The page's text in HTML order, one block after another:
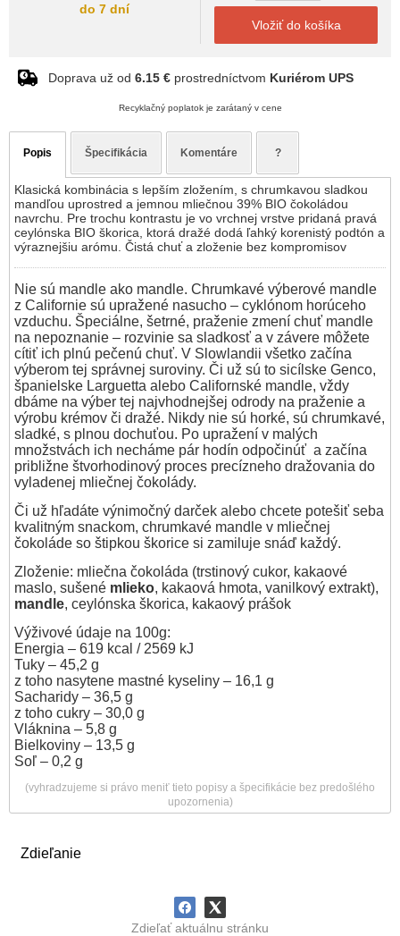
Zdieľanie
Zdieľať aktuálnu stránku
do 7 dní
Vložiť do košíka
Doprava už od 6.15 € prostredníctvom Kuriérom UPS
Recyklačný poplatok je zarátaný v cene
Popis Špecifikácia Komentáre ?
Klasická kombinácia s lepším zložením, s chrumkavou sladkou
mandľou uprostred a jemnou mliečnou 39% BIO čokoládou
navrchu. Pre trochu kontrastu je vo vrchnej vrstve pridaná pravá
ceylónska BIO škorica, ktorá dražé dodá ľahký korenistý podtón a
výraznejšiu arómu. Čistá chuť a zloženie bez kompromisov
Nie sú mandle ako mandle. Chrumkavé výberové mandle
z Californie sú upražené nasucho – cyklónom horúceho
vzduchu. Špeciálne, šetrné, praženie zmení chuť mandle
na nepoznanie – rozvinie sa sladkosť a v závere môžete
cítiť ich plnú pečenú chuť. V Slowlandii všetko začína
výberom tej správnej suroviny. Či už sú to sicílske Genco,
španielske Larguetta alebo Californské mandle, vždy
dbáme na výber tej najvhodnejšej odrody na praženie a
výrobu krémov či dražé. Nikdy nie sú horké, sú chrumkavé,
sladké, s plnou dochuťou. Po upražení v malých
množstvách ich necháme pár hodín odpočinúť a začína
približne štvorhodinový proces precízneho dražovania do
vyladenej mliečnej čokolády.
Či už hľadáte výnimočný darček alebo chcete potešiť seba
kvalitným snackom, chrumkavé mandle v mliečnej
čokoláde so štipkou škorice si zamiluje snáď každý.
Zloženie: mliečna čokoláda (trstinový cukor, kakaové
maslo, sušené mlieko, kakaová hmota, vanilkový extrakt),
mandle, ceylónska škorica, kakaový prášok
Výživové údaje na 100g:
Energia – 619 kcal / 2569 kJ
Tuky – 45,2 g
z toho nasytene mastné kyseliny – 16,1 g
Sacharidy – 36,5 g
z toho cukry – 30,0 g
Vláknina – 5,8 g
Bielkoviny – 13,5 g
Soľ – 0,2 g
(vyhradzujeme si právo meniť tieto popisy a špecifikácie bez predošlého
upozornenia)